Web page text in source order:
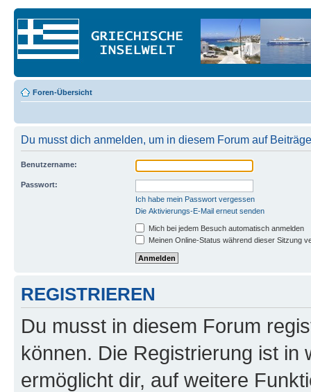
Foren-Übersicht
Du musst dich anmelden, um in diesem Forum auf
Benutzername:
Passwort:
Ich habe mein Passwort vergessen
Die Aktivierungs-E-Mail erneut senden
Mich bei jedem Besuch automatisch anmelden
Meinen Online-Status während dieser Sitzung
REGISTRIEREN
Du musst in diesem Forum
können. Die Registrierung ist in
ermöglicht dir, auf weitere